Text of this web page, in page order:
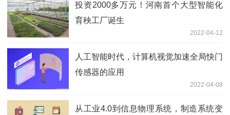
投资2000多万元！河南首个大型智能化
育秧工厂诞生
2022-04-12
人工智能时代，计算机视觉加速全局快门
传感器的应用
2022-04-08
从工业4.0到信息物理系统，制造系统变